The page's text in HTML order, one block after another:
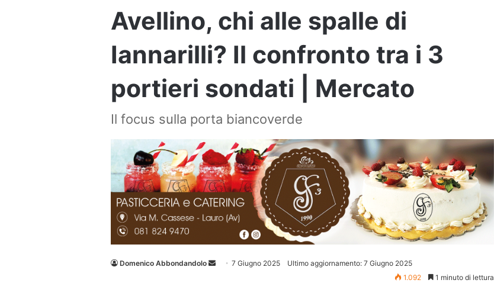
Avellino, chi alle spalle di
Iannarilli? Il confronto tra i 3
portieri sondati | Mercato
Il focus sulla porta biancoverde
Domenico Abbondandolo
Invia 7 Giugno 2025
Ultimo aggiornamento: 7 Giugno 2025
1.092
1 minuto di lettura